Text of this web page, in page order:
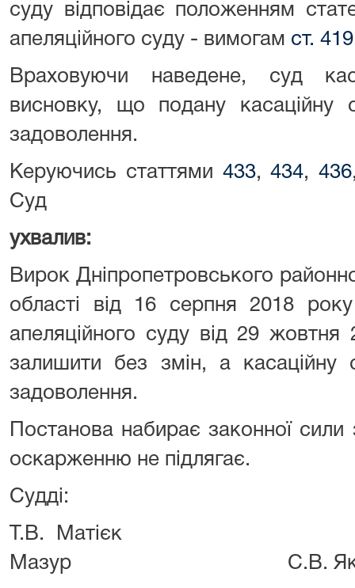
суду відповідає положенням
апеляційного суду - вимогам ст.
Враховуючи наведене, суд
висновку, що подану касаційну
задоволення.
Керуючись статтями 433,434, 436
Суд
ухвалив:
Вирок Дніпропетровського
області від 16 серпня 2018
апеляційного суду від 29
залишити без змін, а касаційну
задоволення.
Постанова набирає законної
оскарженню не підлягає.
Судді:
Т.В.
Мазур С.В.